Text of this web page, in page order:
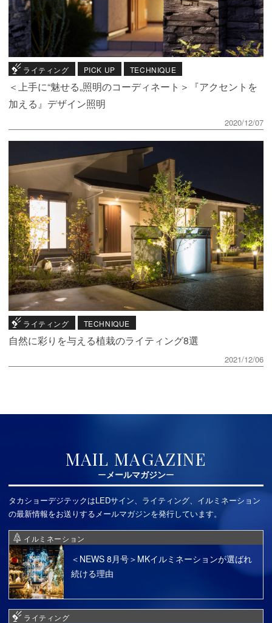
ライティング PICK UP TECHNIQUE
＜上手に“魅せる„照明のコーディネート＞『アクセントを
加える』デザイン照明
2020/12/07
ライティング TECHNIQUE
自然に彩りを与える植栽のライティング8選
2021/12/06
MAIL MAGAZINE
メールマガジン
タカショーデジテックはLEDサイン、ライティング、イルミネーション
の最新情報をお送りするメールマガジンを発行しています。
イルミネーション
＜NEWS 8月号＞MKイルミネーションが選ばれ
続ける理由
ライティング